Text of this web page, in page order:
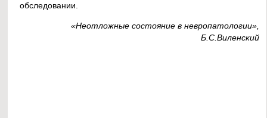
обследовании.
«Неотложные состояние в невропатологии»,
Б.С.Виленский